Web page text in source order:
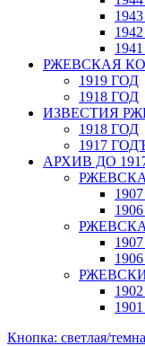
РЖЕВСКАЯ
1919 ГОД
1918 ГОД
ИЗВЕСТИЯ
1918 ГОД
1917
АРХИВ ДО
Кнопка: светлая/